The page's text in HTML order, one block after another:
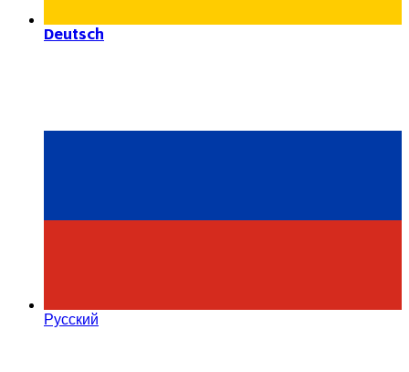
Deutsch
Русский